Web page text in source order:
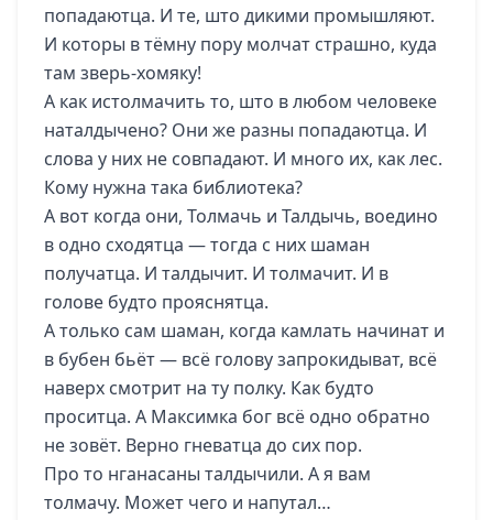
попадаютца. И те, што дикими промышляют.
И которы в тёмну пору молчат страшно, куда
там зверь-хомяку!
А как истолмачить то, што в любом человеке
наталдычено? Они же разны попадаютца. И
слова у них не совпадают. И много их, как лес.
Кому нужна така библиотека?
А вот когда они, Толмачь и Талдычь, воедино
в одно сходятца — тогда с них шаман
получатца. И талдычит. И толмачит. И в
голове будто прояснятца.
А только сам шаман, когда камлать начинат и
в бубен бьёт — всё голову запрокидыват, всё
наверх смотрит на ту полку. Как будто
проситца. А Максимка бог всё одно обратно
не зовёт. Верно гневатца до сих пор.
Про то нганасаны талдычили. А я вам
толмачу. Может чего и напутал…